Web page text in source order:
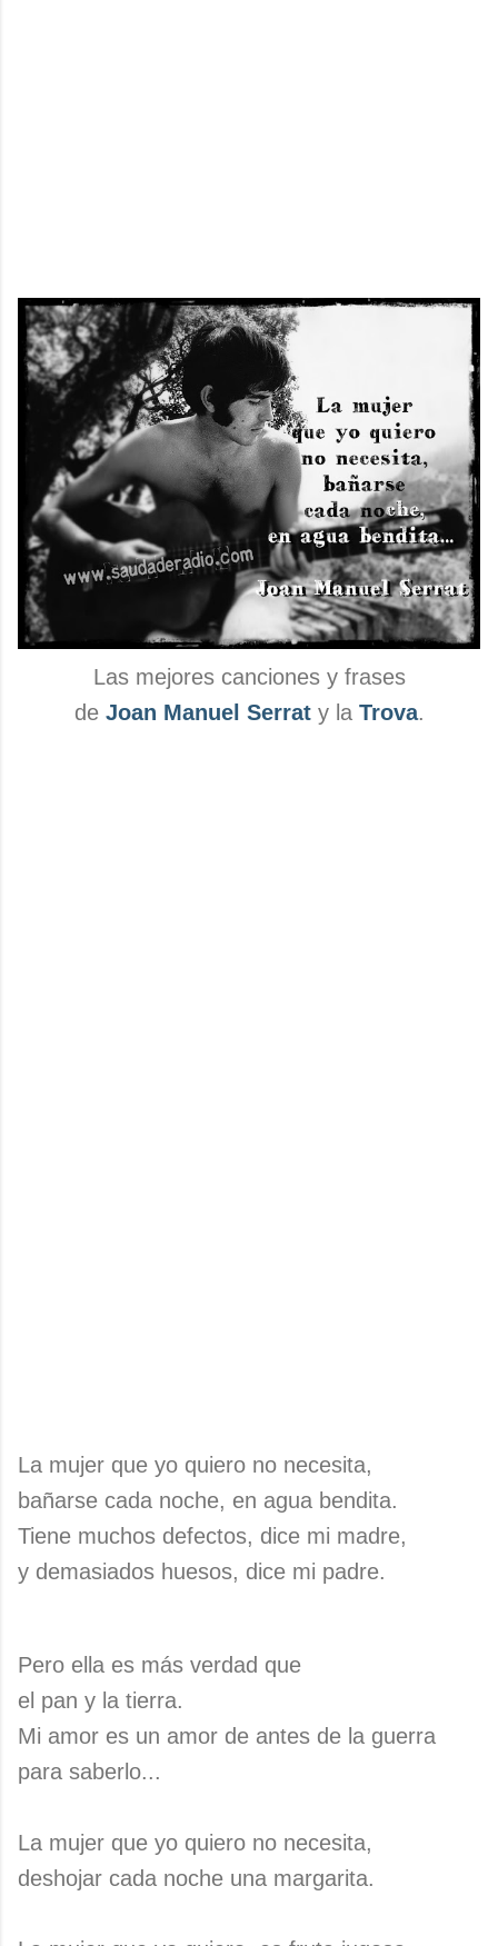
Las mejores canciones y frases
de Joan Manuel Serraty la Trova.
La mujer que yo quiero no necesita,
bañarse cada noche, en agua bendita.
Tiene muchos defectos, dice mi madre,
y demasiados huesos, dice mi padre.
Pero ella es más verdad que
el pan y la tierra.
Mi amor es un amor de antes de la guerra
para saberlo...
La mujer que yo quiero no necesita,
deshojar cada noche una margarita.